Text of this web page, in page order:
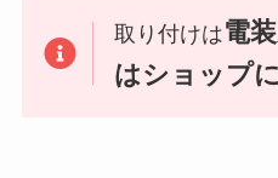
取り付けは電
はショップ